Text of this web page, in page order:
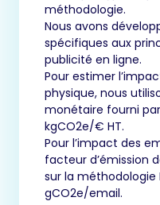
méthodologie.
Nous avons
spécifiques aux
publicité en ligne.
Pour estimer
physique, nous
monétaire fourni par
kgCO2e/€ HT.
Pour l’impact des
facteur d’émission
sur la méthodologie
gCO2e/email.